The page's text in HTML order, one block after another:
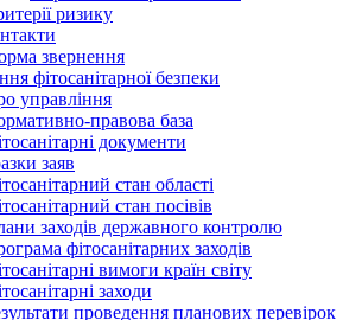
ризику
звернення
фітосанітарної безпеки
управління
правова база
документи
заяв
стан області
стан посівів
заходів державного контролю
фітосанітарних заходів
вимоги країн світу
заходи
проведення планових перевірок